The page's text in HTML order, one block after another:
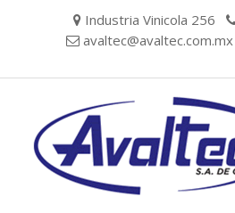
Industria Vinicola 256
avaltec@avaltec.com.mx